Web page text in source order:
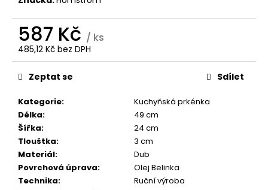
587 Kč / ks
485,12 Kč bez DPH
Měrná
cena:
Kategorie:
Kuchyňská prkénka
Délka:
49 cm
Šířka:
24 cm
Tlouštka:
3 cm
Materiál:
Dub
Povrchová úprava:
Olej Belinka
Technika:
Ruční výroba
Zeptat se Sdílet
o
u
č
e
m
e
DŘEVĚNÉ
KULIČKOVÉ
PERO
MYSTERY